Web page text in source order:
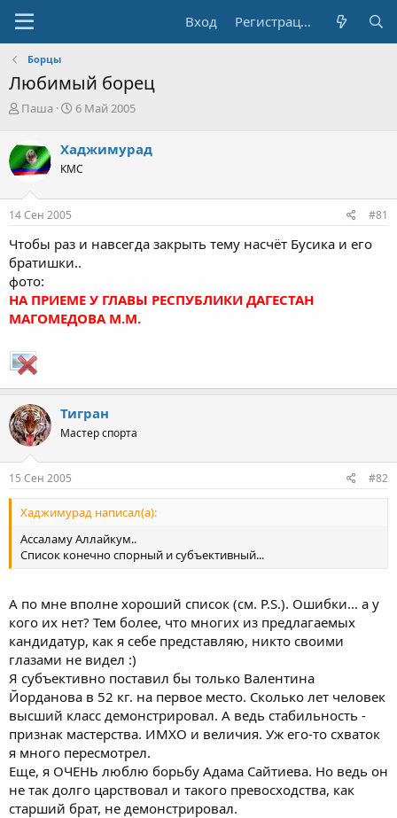
Вход Регистрация
Борцы
Любимый борец
А
о
р
е
м
Паша
Д
а
н
ч
а
6 Май 2005
Хаджимурад
КМС
14 Сен 2005 #81
Чтобы раз и навсегда закрыть тему насчёт Бусика и его
братишки..
фото:
НА ПРИЕМЕ У ГЛАВЫ РЕСПУБЛИКИ ДАГЕСТАН
МАГОМЕДОВА М.М.
Тигран
Мастер спорта
15 Сен 2005 #82
Хаджимурад написал(а):
Ассаламу Аллайкум..
Список конечно спорный и субъективный...
А по мне вполне хороший список (см. P.S.). Ошибки... а у
кого их нет? Тем более, что многих из предлагаемых
кандидатур, как я себе представляю, никто своими
глазами не видел :)
Я субъективно поставил бы только Валентина
Йорданова в 52 кг. на первое место. Сколько лет человек
высший класс демонстрировал. А ведь стабильность -
признак мастерства. ИМХО и величия. Уж его-то схваток
я много пересмотрел.
Еще, я ОЧЕНЬ люблю борьбу Адама Сайтиева. Но ведь он
не так долго царствовал и такого превосходства, как
старший брат, не демонстрировал.